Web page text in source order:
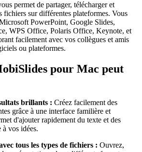
permet de partager, télécharger et
fichiers sur différentes plateformes. Vous
PowerPoint, Google Slides,
WPS Office, Polaris Office, Keynote, et
facilement avec vos collègues et amis
ou plateformes.
pour Mac peut
brillants : Créez facilement des
grâce à une interface familière et
d'ajouter rapidement du texte et des
vos idées.
tous les types de fichiers : Ouvrez,